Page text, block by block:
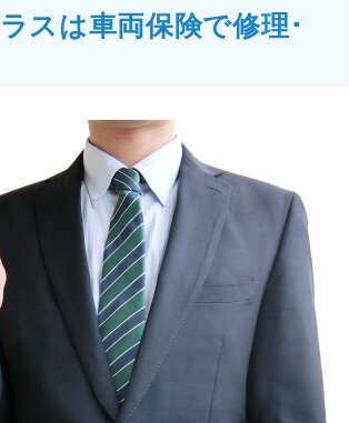
スは車両保険で修理･